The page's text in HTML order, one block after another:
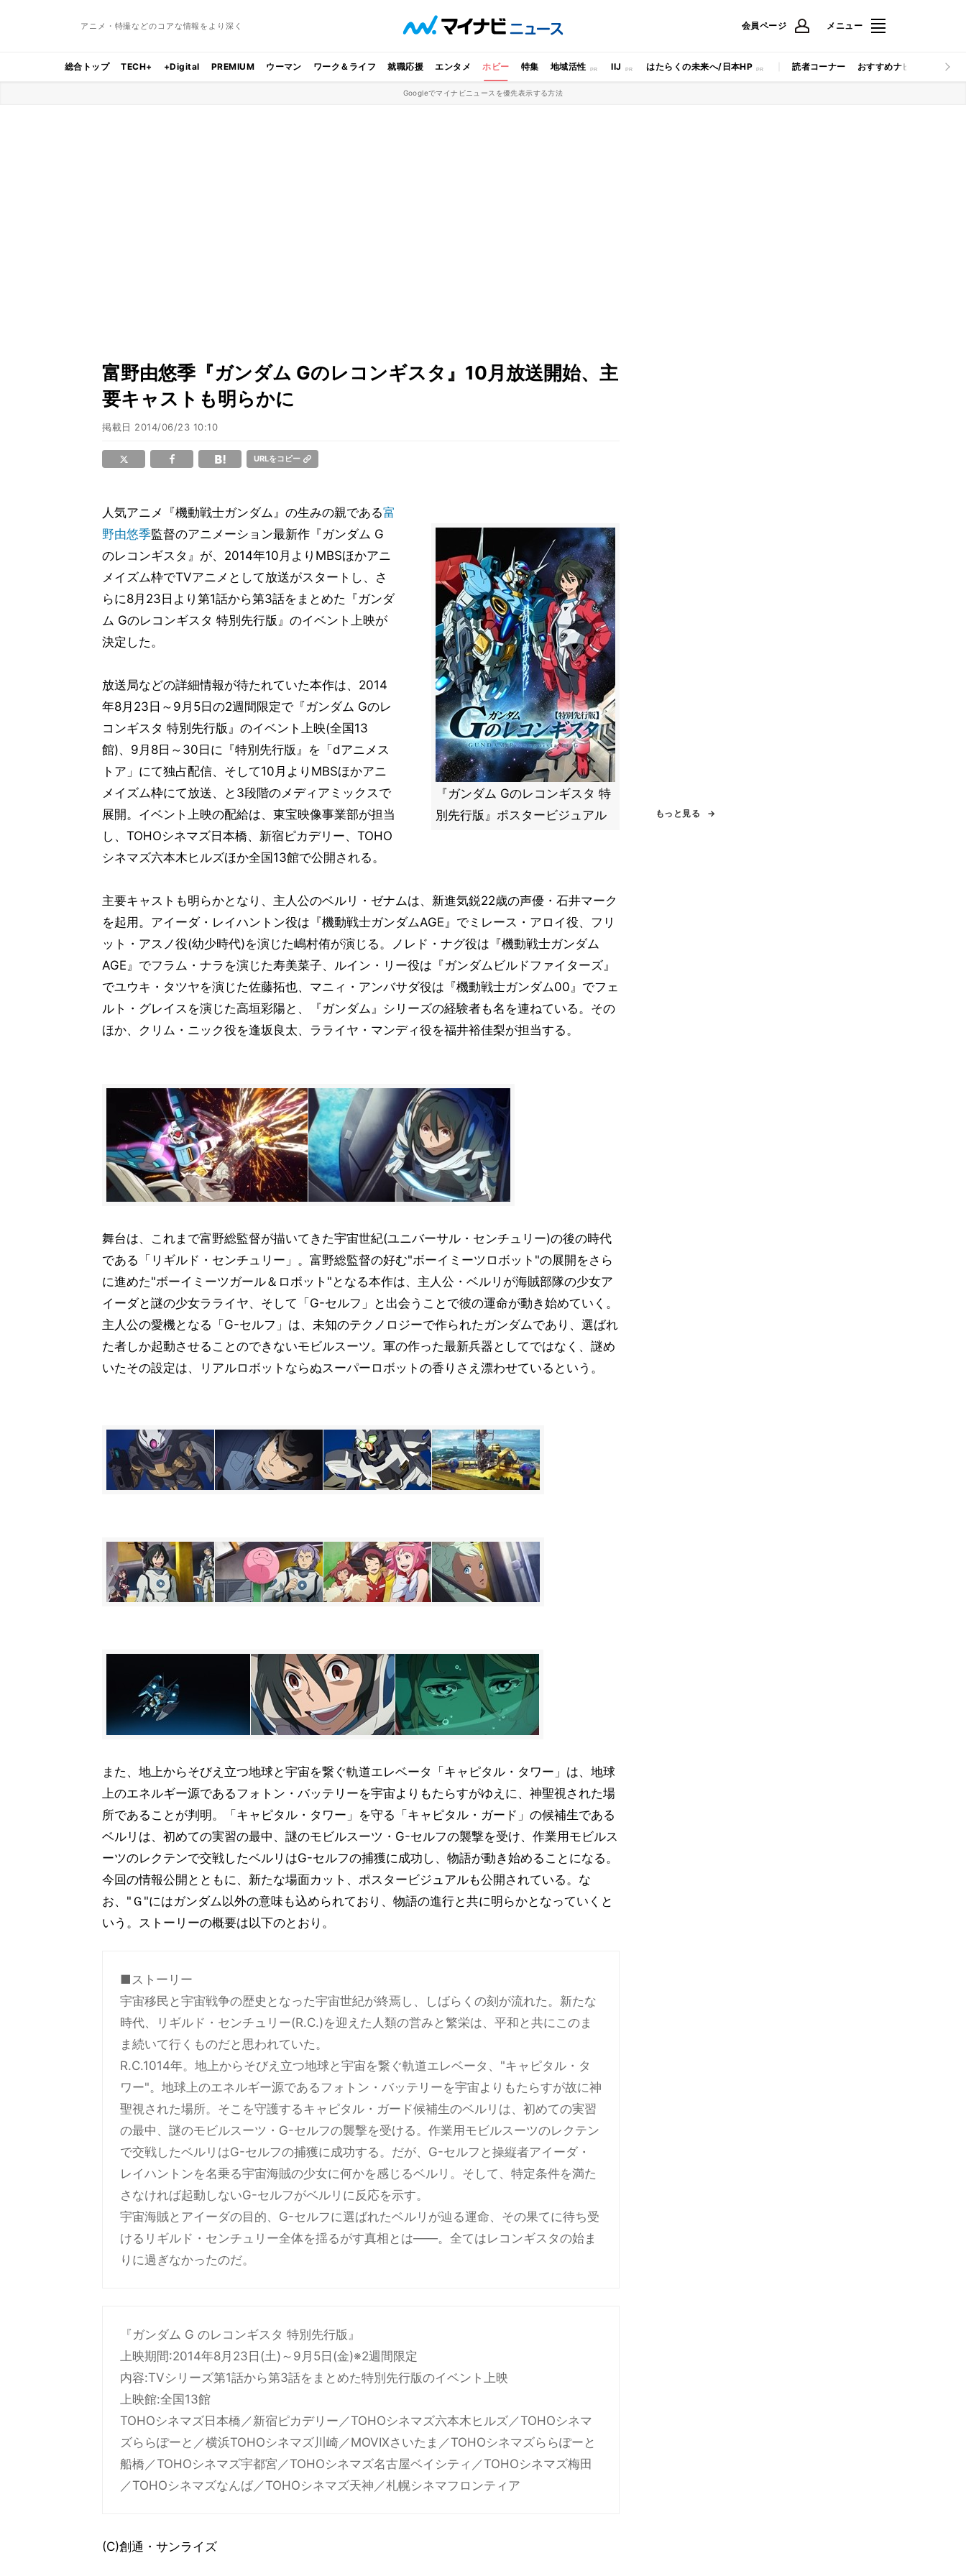
アニメ・特撮などのコアな情報をより深く 会員ページ メニュー
総合トップ TECH+ +Digital PREMIUM ウーマン ワーク＆ライフ 就職応援 エンタメ ホビー 特集 地域活性 IIJ はたらくの未来へ/日本HP 読者コーナー おすすめナビ マイナビ
Googleでマイナビニュースを優先表示する方法
富野由悠季『ガンダム Gのレコンギスタ』10月放送開始、主
要キャストも明らかに
掲載日 2014/06/23 10:10
URLをコピー
『ガンダム Gのレコンギスタ 特
別先行版』ポスタービジュアル
人気アニメ『機動戦士ガンダム』の生みの親である富
野由悠季監督のアニメーション最新作『ガンダム G
のレコンギスタ』が、2014年10月よりMBSほかアニ
メイズム枠でTVアニメとして放送がスタートし、さ
らに8月23日より第1話から第3話をまとめた『ガンダ
ム Gのレコンギスタ 特別先行版』のイベント上映が
決定した。
放送局などの詳細情報が待たれていた本作は、2014
年8月23日～9月5日の2週間限定で『ガンダム Gのレ
コンギスタ 特別先行版』のイベント上映(全国13
館)、9月8日～30日に『特別先行版』を「dアニメス
トア」にて独占配信、そして10月よりMBSほかアニ
メイズム枠にて放送、と3段階のメディアミックスで
展開。イベント上映の配給は、東宝映像事業部が担当
し、TOHOシネマズ日本橋、新宿ピカデリー、TOHO
シネマズ六本木ヒルズほか全国13館で公開される。
主要キャストも明らかとなり、主人公のベルリ・ゼナムは、新進気鋭22歳の声優・石井マーク
を起用。アイーダ・レイハントン役は『機動戦士ガンダムAGE』でミレース・アロイ役、フリ
ット・アスノ役(幼少時代)を演じた嶋村侑が演じる。ノレド・ナグ役は『機動戦士ガンダム
AGE』でフラム・ナラを演じた寿美菜子、ルイン・リー役は『ガンダムビルドファイターズ』
でユウキ・タツヤを演じた佐藤拓也、マニィ・アンバサダ役は『機動戦士ガンダム00』でフェ
ルト・グレイスを演じた高垣彩陽と、『ガンダム』シリーズの経験者も名を連ねている。その
ほか、クリム・ニック役を逢坂良太、ラライヤ・マンディ役を福井裕佳梨が担当する。
舞台は、これまで富野総監督が描いてきた宇宙世紀(ユニバーサル・センチュリー)の後の時代
である「リギルド・センチュリー」。富野総監督の好む"ボーイミーツロボット"の展開をさら
に進めた"ボーイミーツガール＆ロボット"となる本作は、主人公・ベルリが海賊部隊の少女ア
イーダと謎の少女ラライヤ、そして「G-セルフ」と出会うことで彼の運命が動き始めていく。
主人公の愛機となる「G-セルフ」は、未知のテクノロジーで作られたガンダムであり、選ばれ
た者しか起動させることのできないモビルスーツ。軍の作った最新兵器としてではなく、謎め
いたその設定は、リアルロボットならぬスーパーロボットの香りさえ漂わせているという。
また、地上からそびえ立つ地球と宇宙を繋ぐ軌道エレベータ「キャピタル・タワー」は、地球
上のエネルギー源であるフォトン・バッテリーを宇宙よりもたらすがゆえに、神聖視された場
所であることが判明。「キャピタル・タワー」を守る「キャピタル・ガード」の候補生である
ベルリは、初めての実習の最中、謎のモビルスーツ・G-セルフの襲撃を受け、作業用モビルス
ーツのレクテンで交戦したベルリはG-セルフの捕獲に成功し、物語が動き始めることになる。
今回の情報公開とともに、新たな場面カット、ポスタービジュアルも公開されている。な
お、"Ｇ"にはガンダム以外の意味も込められており、物語の進行と共に明らかとなっていくと
いう。ストーリーの概要は以下のとおり。
■ストーリー
宇宙移民と宇宙戦争の歴史となった宇宙世紀が終焉し、しばらくの刻が流れた。新たな
時代、リギルド・センチュリー(R.C.)を迎えた人類の営みと繁栄は、平和と共にこのま
ま続いて行くものだと思われていた。
R.C.1014年。地上からそびえ立つ地球と宇宙を繋ぐ軌道エレベータ、"キャピタル・タ
ワー"。地球上のエネルギー源であるフォトン・バッテリーを宇宙よりもたらすが故に神
聖視された場所。そこを守護するキャピタル・ガード候補生のベルリは、初めての実習
の最中、謎のモビルスーツ・G-セルフの襲撃を受ける。作業用モビルスーツのレクテン
で交戦したベルリはG-セルフの捕獲に成功する。だが、G-セルフと操縦者アイーダ・
レイハントンを名乗る宇宙海賊の少女に何かを感じるベルリ。そして、特定条件を満た
さなければ起動しないG-セルフがベルリに反応を示す。
宇宙海賊とアイーダの目的、G-セルフに選ばれたベルリが辿る運命、その果てに待ち受
けるリギルド・センチュリー全体を揺るがす真相とは――。全てはレコンギスタの始ま
りに過ぎなかったのだ。
『ガンダム G のレコンギスタ 特別先行版』
上映期間:2014年8月23日(土)～9月5日(金)※2週間限定
内容:TVシリーズ第1話から第3話をまとめた特別先行版のイベント上映
上映館:全国13館
TOHOシネマズ日本橋／新宿ピカデリー／TOHOシネマズ六本木ヒルズ／TOHOシネマ
ズららぽーと／横浜TOHOシネマズ川崎／MOVIXさいたま／TOHOシネマズららぽーと
船橋／TOHOシネマズ宇都宮／TOHOシネマズ名古屋ベイシティ／TOHOシネマズ梅田
／TOHOシネマズなんば／TOHOシネマズ天神／札幌シネマフロンティア
(C)創通・サンライズ
もっと見る